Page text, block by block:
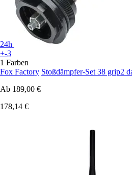
24h
+-3
1 Farben
Fox Factory Stoßdämpfer-Set 38 grip2
Ab 189,00 €
178,14 €